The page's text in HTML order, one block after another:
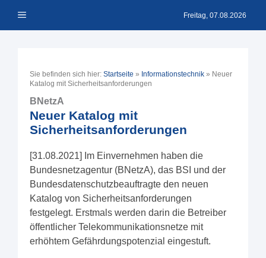
Inhalt Menü Freitag, 07.08.2026
Sie befinden sich hier: Startseite » Informationstechnik » Neuer
Katalog mit Sicherheitsanforderungen
BNetzA
Neuer Katalog mit
Sicherheitsanforderungen
[31.08.2021] Im Einvernehmen haben die
Bundesnetzagentur (BNetzA), das BSI und der
Bundesdatenschutzbeauftragte den neuen
Katalog von Sicherheitsanforderungen
festgelegt. Erstmals werden darin die Betreiber
öffentlicher Telekommunikationsnetze mit
erhöhtem Gefährdungspotenzial eingestuft.